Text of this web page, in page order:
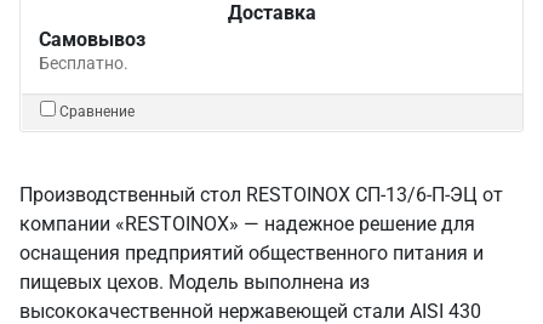
Доставка
Самовывоз
Бесплатно.
Сравнение
Производственный стол RESTOINOX СП-13/6-П-ЭЦ от
компании «RESTOINOX» — надежное решение для
оснащения предприятий общественного питания и
пищевых цехов. Модель выполнена из
высококачественной нержавеющей стали AISI 430